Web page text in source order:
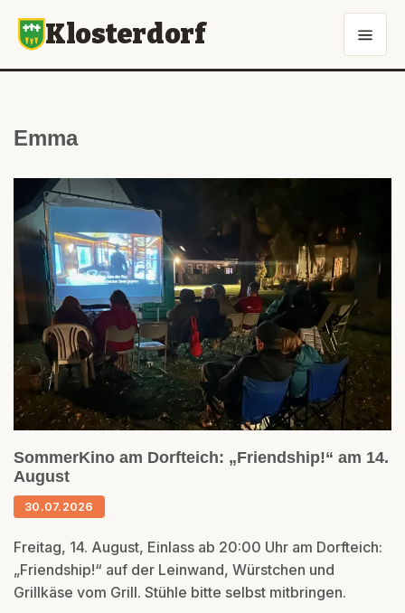
Klosterdorf
Emma
SommerKino am Dorfteich: „Friendship!“ am 14.
August
30.07.2026
Freitag, 14. August, Einlass ab 20:00 Uhr am Dorfteich:
„Friendship!“ auf der Leinwand, Würstchen und
Grillkäse vom Grill. Stühle bitte selbst mitbringen.